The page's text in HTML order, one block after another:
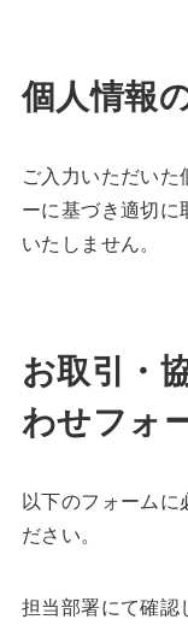
個人情報
ご入力いただい
ーに基づき適切
いたしません。
お取引・
わせフォ
以下のフォームに
ださい。
担当部署にて確認